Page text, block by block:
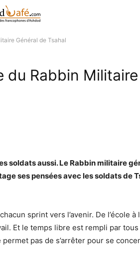
Général de Tsahal
du Rabbin Militaire
soldats aussi. Le Rabbin militaire
ses pensées avec les soldats de
sprint vers l’avenir. De l’école à
Et le temps libre est rempli par
pas de s’arrêter pour se